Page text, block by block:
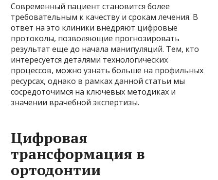
Современный пациент становится более
требовательным к качеству и срокам лечения. В
ответ на это клиники внедряют цифровые
протоколы, позволяющие прогнозировать
результат еще до начала манипуляций. Тем, кто
интересуется деталями технологических
процессов, можноузнать больше на профильных
ресурсах, однако в рамках данной статьи мы
сосредоточимся на ключевых методиках и
значении врачебной экспертизы.
Цифровая
трансформация в
ортодонтии